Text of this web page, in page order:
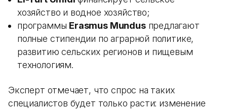
хозяйство и водное хозяйство;
программы Erasmus Mundusпредлагают
полные стипендии по аграрной политике,
развитию сельских регионов и пищевым
технологиям.
Эксперт отмечает, что спрос на таких
специалистов будет только расти: изменение